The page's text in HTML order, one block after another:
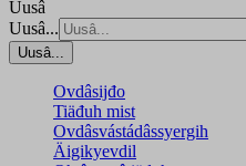
Uusâ
Uusâ...
Uusâ...
Ovdâsijđo
Tiäđuh mist
Ovdâsvástádâssyergih
Äigikyevdil